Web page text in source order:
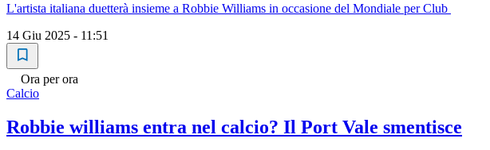
L'artista italiana duetterà insieme a Robbie Williams in occasione del Mondiale per Club
14 Giu 2025 - 11:51
Ora per ora
Calcio
Robbie williams entra nel calcio? Il Port Vale smentisce